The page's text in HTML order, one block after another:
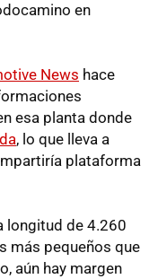
en
News hace
esa planta donde
, lo que lleva a
plataforma
longitud de 4.260
más pequeños que
aún hay margen